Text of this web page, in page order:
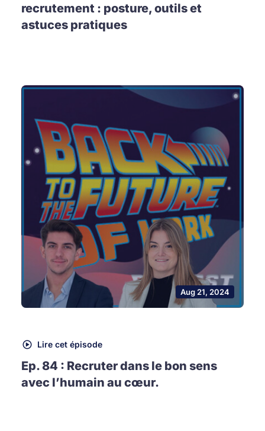
recrutement : posture, outils et
astuces pratiques
Aug 21, 2024
Lire cet épisode
Ep. 84 : Recruter dans le bon sens
avec l’humain au cœur.